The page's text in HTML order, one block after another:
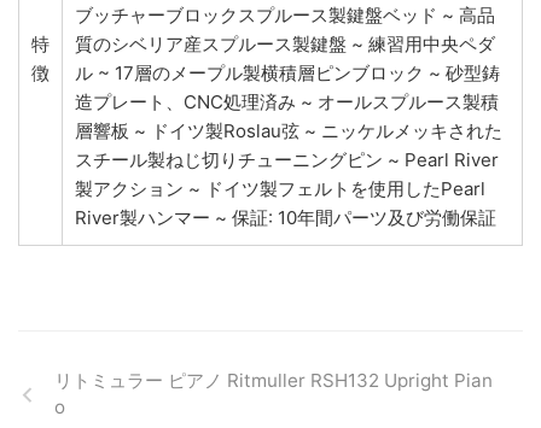
特
徴
ブッチャーブロックスプルース製鍵盤ベッド ~ 高品
質のシベリア産スプルース製鍵盤 ~ 練習用中央ペダ
ル ~ 17層のメープル製横積層ピンブロック ~ 砂型鋳
造プレート、CNC処理済み ~ オールスプルース製積
層響板 ~ ドイツ製Roslau弦 ~ ニッケルメッキされた
スチール製ねじ切りチューニングピン ~ Pearl River
製アクション ~ ドイツ製フェルトを使用したPearl
River製ハンマー ~ 保証: 10年間パーツ及び労働保証
リトミュラー ピアノ Ritmuller RSH132 Upright Pian
o